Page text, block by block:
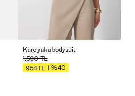
Kare yaka bodysuit
1.590TL
954TL %40